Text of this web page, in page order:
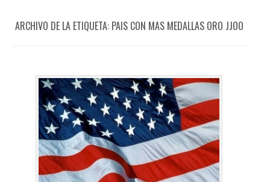
ARCHIVO DE LA ETIQUETA: PAIS CON MAS MEDALLAS ORO JJOO